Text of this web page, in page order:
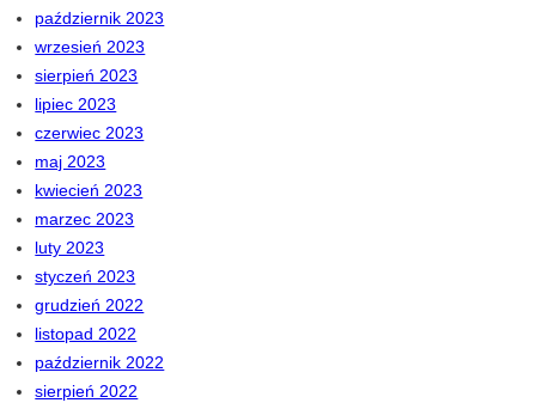
październik 2023
wrzesień 2023
sierpień 2023
lipiec 2023
czerwiec 2023
maj 2023
kwiecień 2023
marzec 2023
luty 2023
styczeń 2023
grudzień 2022
listopad 2022
październik 2022
sierpień 2022